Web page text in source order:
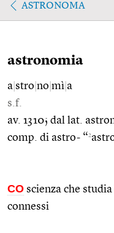
ASTRONOMA
astronomia
a stro no mì a
s.f.
av. 1310; dal lat.
comp. di astro- “2
CO scienza che
connessi